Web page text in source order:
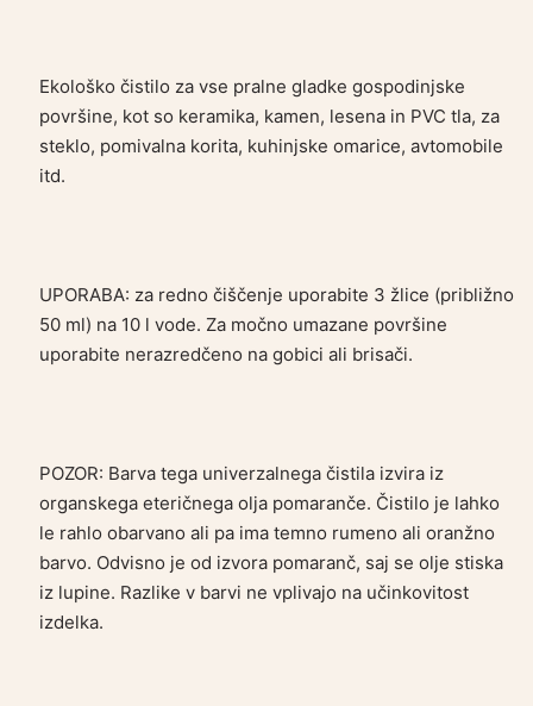
Ekološko čistilo za vse pralne gladke gospodinjske
površine, kot so keramika, kamen, lesena in PVC tla, za
steklo, pomivalna korita, kuhinjske omarice, avtomobile
itd.
UPORABA: za redno čiščenje uporabite 3 žlice (približno
50 ml) na 10 l vode. Za močno umazane površine
uporabite nerazredčeno na gobici ali brisači.
POZOR: Barva tega univerzalnega čistila izvira iz
organskega eteričnega olja pomaranče. Čistilo je lahko
le rahlo obarvano ali pa ima temno rumeno ali oranžno
barvo. Odvisno je od izvora pomaranč, saj se olje stiska
iz lupine. Razlike v barvi ne vplivajo na učinkovitost
izdelka.